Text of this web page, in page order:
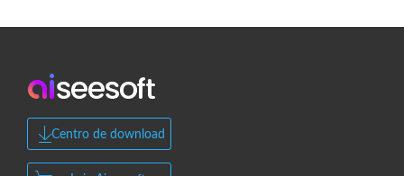
Centro de download